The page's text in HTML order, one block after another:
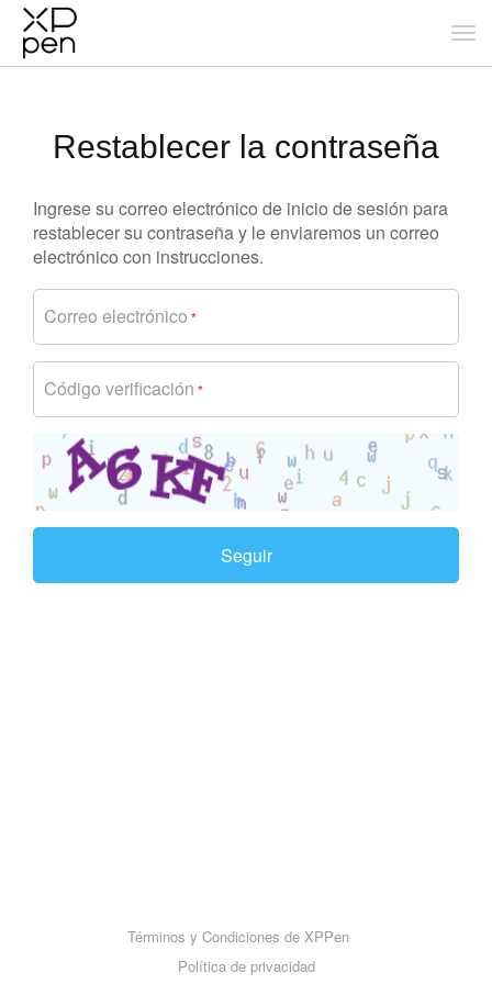
Restablecer la contraseña
Ingrese su correo electrónico de inicio de sesión para
restablecer su contraseña y le enviaremos un correo
electrónico con instrucciones.
Correo electrónico *
Código verificación *
Seguir
Términos y Condiciones de XPPen
Política de privacidad